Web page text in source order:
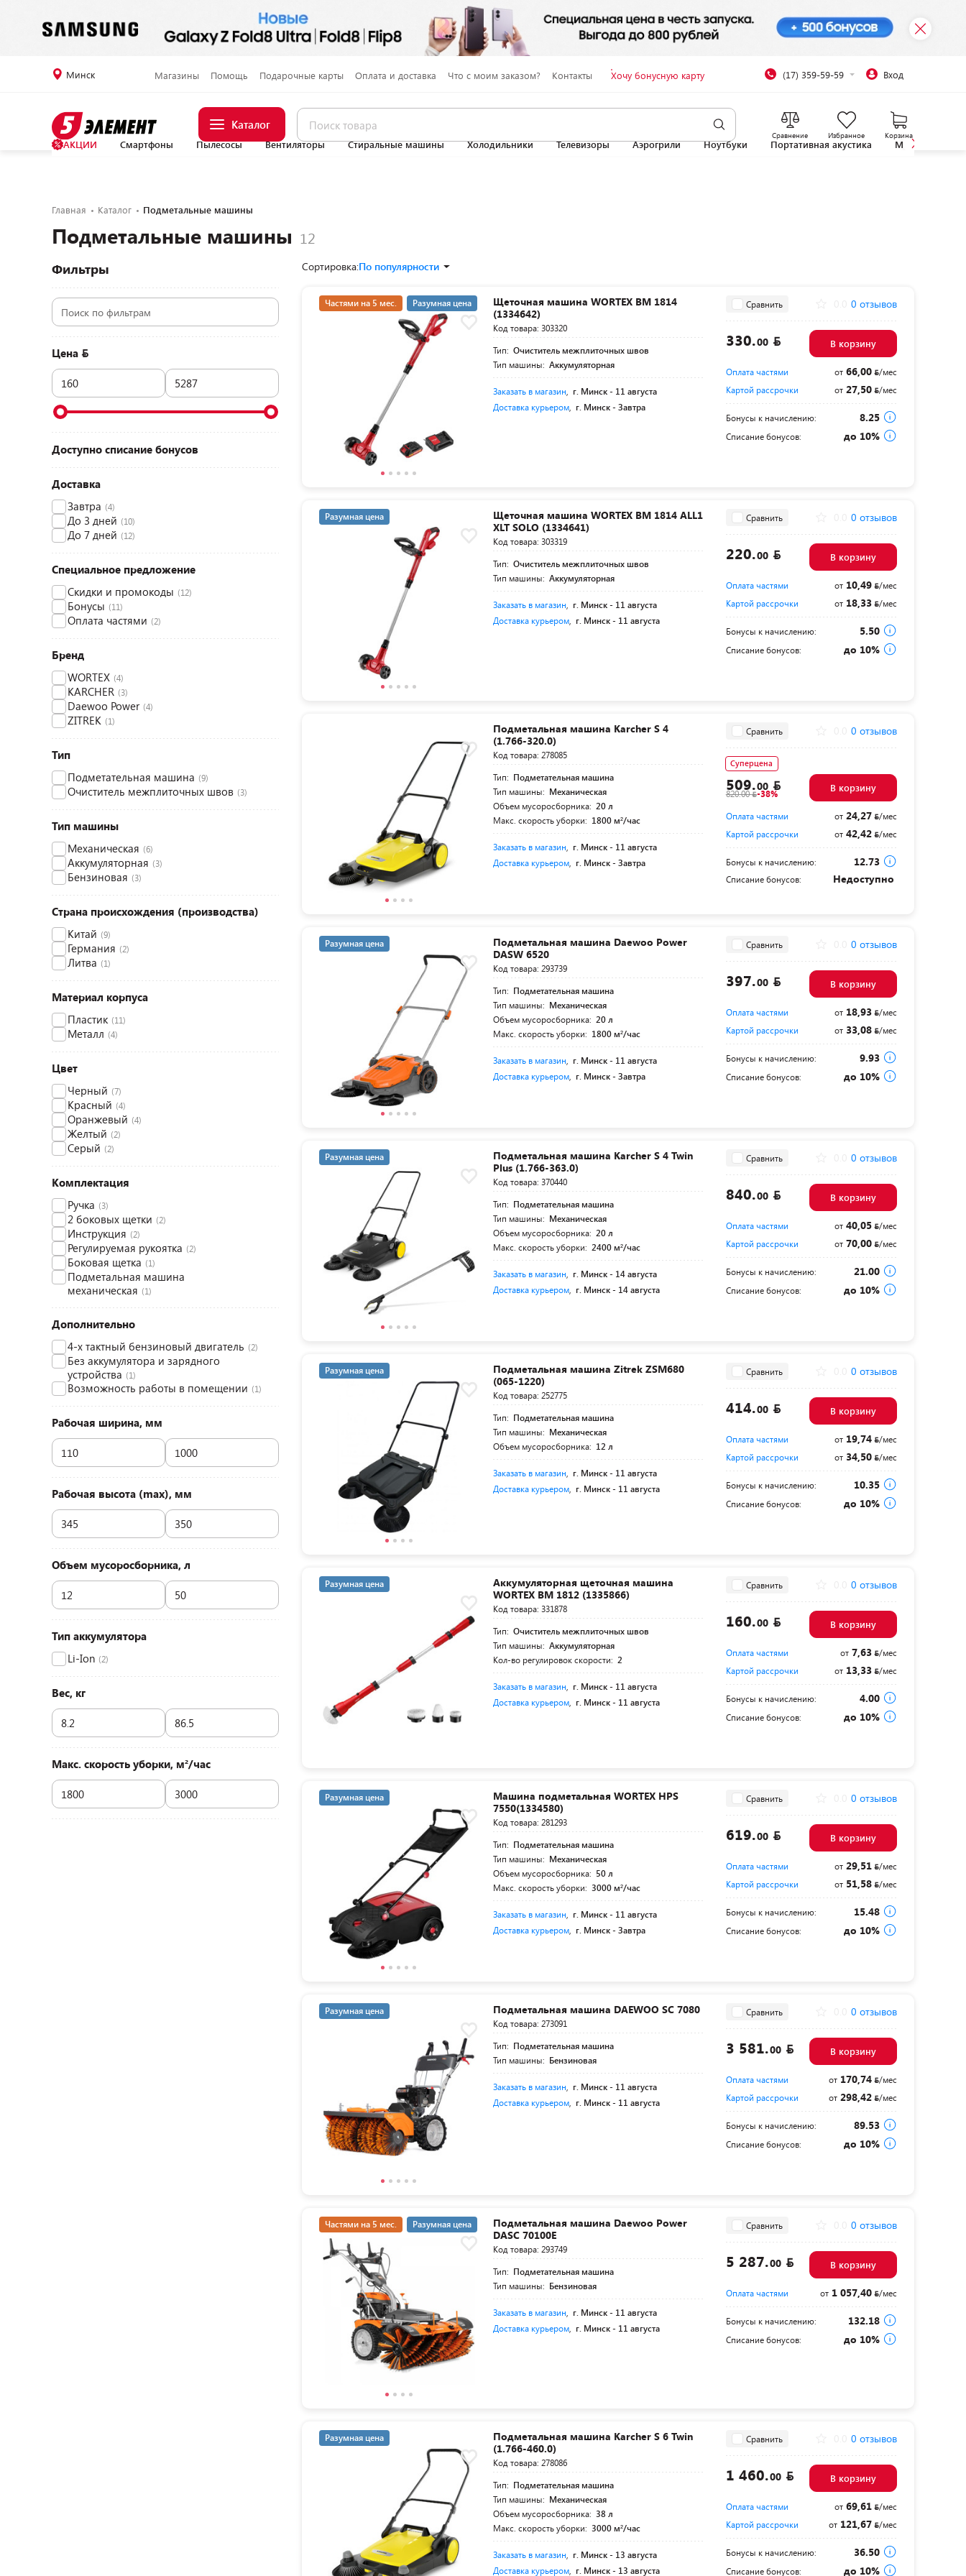
Минск Магазины Помощь Подарочные карты Оплата и доставка Что с моим заказом? Контакты Хочу бонусную карту (17) 359-59-59 Вход
Каталог
Сравнение Избранное Корзина
АКЦИИ Смартфоны Пылесосы Вентиляторы Стиральные машины Холодильники Телевизоры Аэрогрили Ноутбуки Портативная акустика
Главная Каталог Подметальные машины
Подметальные машины
Фильтры
Цена
Доступно списание бонусов
Доставка
Завтра (4)
До 3 дней (10)
До 7 дней (12)
Специальное предложение
Скидки и промокоды (12)
Бонусы (11)
Оплата частями (2)
Бренд
WORTEX (4)
KARCHER (3)
Daewoo Power (4)
ZITREK (1)
Тип
Подметательная машина (9)
Очиститель межплиточных швов (3)
Тип машины
Механическая (6)
Аккумуляторная (3)
Бензиновая (3)
Страна происхождения (производства)
Китай (9)
Германия (2)
Литва (1)
Материал корпуса
Пластик (11)
Металл (4)
Цвет
Черный (7)
Красный (4)
Оранжевый (4)
Желтый (2)
Серый (2)
Комплектация
Ручка (3)
2 боковых щетки (2)
Инструкция (2)
Регулируемая рукоятка (2)
Боковая щетка (1)
Подметальная машина
механическая (1)
Дополнительно
4-х тактный бензиновый двигатель (2)
Без аккумулятора и зарядного
устройства (1)
Возможность работы в помещении (1)
Рабочая ширина, мм
Рабочая высота (max), мм
Объем мусоросборника, л
Тип аккумулятора
Li-Ion (2)
Вес, кг
Макс. скорость уборки, м²/час
Сортировка:По популярности
Частями на 5 мес. Разумная цена
Щеточная машина WORTEX BM 1814
(1334642)
Код товара: 303320
Тип: Очиститель межплиточных швов
Тип машины: Аккумуляторная
Заказать в магазин г. Минск - 11 августа
Доставка курьером г. Минск -Завтра
Сравнить 0 отзывов
330.00 В корзину
Оплата частями от66,00
/мес
Картой рассрочки
от27,50 /мес
Бонусы к начислению: 8.25
Списание бонусов: до 10%
Разумная цена
Щеточная машина WORTEX BM 1814 ALL1
XLT SOLO (1334641)
Код товара: 303319
Тип: Очиститель межплиточных швов
Тип машины: Аккумуляторная
Заказать в магазин г. Минск - 11 августа
Доставка курьером г. Минск - 11 августа
Сравнить 0 отзывов
220.00 В корзину
Оплата частями от10,49
/мес
Картой рассрочки
от18,33 /мес
Бонусы к начислению: 5.50
Списание бонусов: до 10%
Подметальная машина Karcher S 4
(1.766-320.0)
Код товара: 278085
Тип: Подметательная машина
Тип машины: Механическая
Объем мусоросборника: 20 л
Макс. скорость уборки: 1800 м²/час
Заказать в магазин г. Минск - 11 августа
Доставка курьером г. Минск -Завтра
Сравнить 0 отзывов
Суперцена
509.00
820.00 -38% В корзину
Оплата частями от24,27
/мес
Картой рассрочки
от42,42 /мес
Бонусы к начислению: 12.73
Списание бонусов: Недоступно
Разумная цена
Подметальная машина Daewoo Power
DASW 6520
Код товара: 293739
Тип: Подметательная машина
Тип машины: Механическая
Объем мусоросборника: 20 л
Макс. скорость уборки: 1800 м²/час
Заказать в магазин г. Минск - 11 августа
Доставка курьером г. Минск -Завтра
Сравнить 0 отзывов
397.00 В корзину
Оплата частями от18,93
/мес
Картой рассрочки
от33,08 /мес
Бонусы к начислению: 9.93
Списание бонусов: до 10%
Разумная цена
Подметальная машина Karcher S 4 Twin
Plus (1.766-363.0)
Код товара: 370440
Тип: Подметательная машина
Тип машины: Механическая
Объем мусоросборника: 20 л
Макс. скорость уборки: 2400 м²/час
Заказать в магазин г. Минск - 14 августа
Доставка курьером г. Минск - 14 августа
Сравнить 0 отзывов
840.00 В корзину
Оплата частями от40,05
/мес
Картой рассрочки
от70,00 /мес
Бонусы к начислению: 21.00
Списание бонусов: до 10%
Разумная цена
Подметальная машина Zitrek ZSM680
(065-1220)
Код товара: 252775
Тип: Подметательная машина
Тип машины: Механическая
Объем мусоросборника: 12 л
Заказать в магазин г. Минск - 11 августа
Доставка курьером г. Минск - 11 августа
Сравнить 0 отзывов
414.00 В корзину
Оплата частями от19,74
/мес
Картой рассрочки
от34,50 /мес
Бонусы к начислению: 10.35
Списание бонусов: до 10%
Разумная цена
Аккумуляторная щеточная машина
WORTEX BM 1812 (1335866)
Код товара: 331878
Тип: Очиститель межплиточных швов
Тип машины: Аккумуляторная
Кол-во регулировок скорости: 2
Заказать в магазин г. Минск - 11 августа
Доставка курьером г. Минск - 11 августа
Сравнить 0 отзывов
160.00 В корзину
Оплата частями от7,63
/мес
Картой рассрочки
от13,33 /мес
Бонусы к начислению: 4.00
Списание бонусов: до 10%
Разумная цена
Машина подметальная WORTEX HPS
7550(1334580)
Код товара: 281293
Тип: Подметательная машина
Тип машины: Механическая
Объем мусоросборника: 50 л
Макс. скорость уборки: 3000 м²/час
Заказать в магазин г. Минск - 11 августа
Доставка курьером г. Минск -Завтра
Сравнить 0 отзывов
619.00 В корзину
Оплата частями от29,51
/мес
Картой рассрочки
от51,58 /мес
Бонусы к начислению: 15.48
Списание бонусов: до 10%
Разумная цена Подметальная машина DAEWOO SC 7080
Код товара: 273091
Тип: Подметательная машина
Тип машины: Бензиновая
Заказать в магазин г. Минск - 11 августа
Доставка курьером г. Минск - 11 августа
Сравнить 0 отзывов
3 581.00 В корзину
Оплата частями от170,74
/мес
Картой рассрочки
от298,42 /мес
Бонусы к начислению: 89.53
Списание бонусов: до 10%
Частями на 5 мес. Разумная цена
Подметальная машина Daewoo Power
DASC 70100E
Код товара: 293749
Тип: Подметательная машина
Тип машины: Бензиновая
Заказать в магазин г. Минск - 11 августа
Доставка курьером г. Минск - 11 августа
Сравнить 0 отзывов
5 287.00 В корзину
Оплата частями от1 057,40 /мес
Бонусы к начислению: 132.18
Списание бонусов: до 10%
Разумная цена
Подметальная машина Karcher S 6 Twin
(1.766-460.0)
Код товара: 278086
Тип: Подметательная машина
Тип машины: Механическая
Объем мусоросборника: 38 л
Макс. скорость уборки: 3000 м²/час
Заказать в магазин г. Минск - 13 августа
Доставка курьером г. Минск - 13 августа
Сравнить 0 отзывов
1 460.00 В корзину
Оплата частями от69,61
/мес
Картой рассрочки
от121,67 /мес
Бонусы к начислению: 36.50
Списание бонусов: до 10%